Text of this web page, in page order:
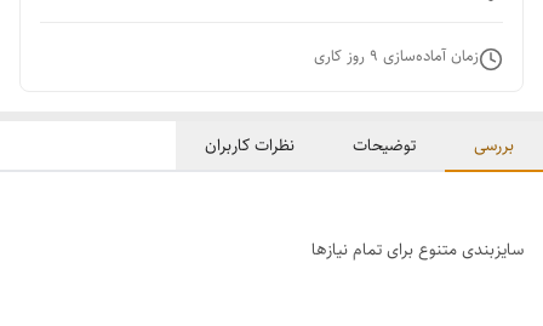
زمان آماده‌سازی 9 روز کاری
بررسی توضیحات نظرات کاربران
سایزبندی متنوع برای تمام نیازها